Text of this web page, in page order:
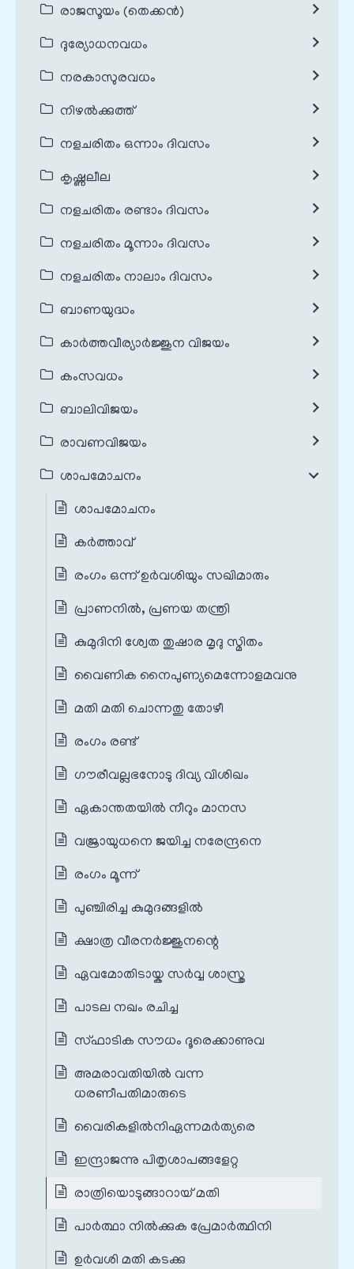
രാജസൂയം (തെക്കൻ)
ദുര്യോധനവധം
നരകാസുരവധം
നിഴൽക്കുത്ത്
നളചരിതം ഒന്നാം ദിവസം
കൃഷ്ണലീല
നളചരിതം രണ്ടാം ദിവസം
നളചരിതം മൂന്നാം ദിവസം
നളചരിതം നാലാം ദിവസം
ബാണയുദ്ധം
കാർത്തവീര്യാർജ്ജുന വിജയം
കംസവധം
ബാലിവിജയം
രാവണവിജയം
ശാപമോചനം
ശാപമോചനം
കർത്താവ്
രംഗം ഒന്ന് ഉർവശിയും സഖിമാരും
പ്രാണനിൽ, പ്രണയ തന്ത്രി
കുമുദിനി ശ്വേത തുഷാര മൃദു സ്മിതം
വൈണിക നൈപുണ്യമെന്നോളമവനു
മതി മതി ചൊന്നതു തോഴീ
രംഗം രണ്ട്
ഗൗരീവല്ലഭനോടു ദിവ്യ വിശിഖം
ഏകാന്തതയിൽ നീറും മാനസ
വജ്രായുധനെ ജയിച്ച നരേന്ദ്രനെ
രംഗം മൂന്ന്
പുഞ്ചിരിച്ച കുമുദങ്ങളിൽ
ക്ഷാത്ര വീരനർജ്ജുനന്റെ
ഏവമോതിടായ്ക സർവ്വ ശാസ്ത്ര
പാടല നഖം രചിച്ച
സ്ഫാടിക സൗധം ദൂരെക്കാണുവ
അമരാവതിയിൽ വന്ന
ധരണീപതിമാരുടെ
വൈരികളിൽനിഏന്നമർത്യരെ
ഇന്ദ്രാജന്നു പിതൃശാപങ്ങളേറ്റ
രാത്രിയൊടുങ്ങാറായ് മതി
പാർത്ഥാ നിൽക്കുക പ്രേമാർത്ഥിനി
ഉർവശി മതി കടക്കു